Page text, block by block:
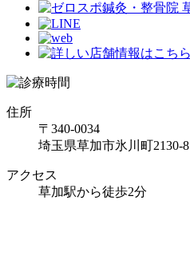
住所
〒340-0034
埼玉県草加市氷川町2130-8
アクセス
草加駅から徒歩2分